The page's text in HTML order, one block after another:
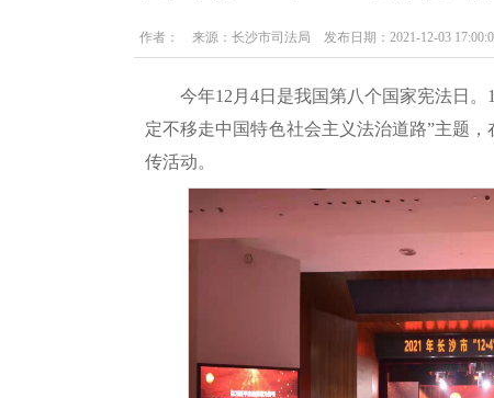
作者： 来源：长沙市司法局 发布日期：2021-12-03
今年12月4日是我国第八个国家宪法日
定不移走中国特色社会主义法治道路”主题
传活动。